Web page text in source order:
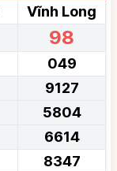
Vĩnh Long
98
049
9127
5804
6614
8347